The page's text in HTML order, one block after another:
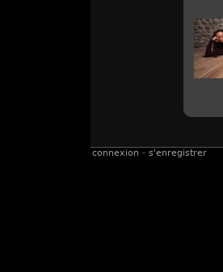
connexion - s'enregistrer